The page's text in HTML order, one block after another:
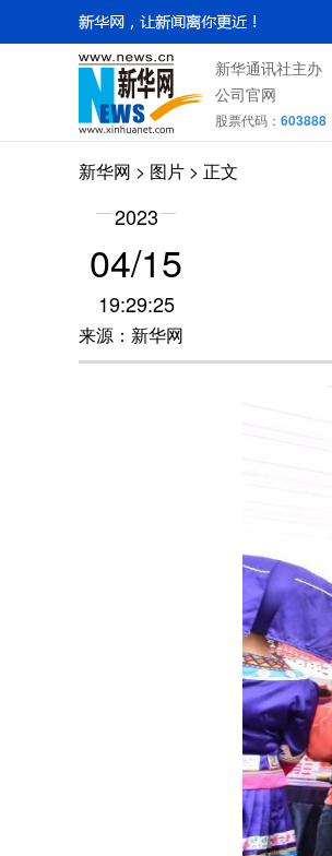
新华通讯社主办
公司官网
股票代码： 603888
新华网 > 图片 > 正文
2023
04/15
19:29:25
来源：新华网